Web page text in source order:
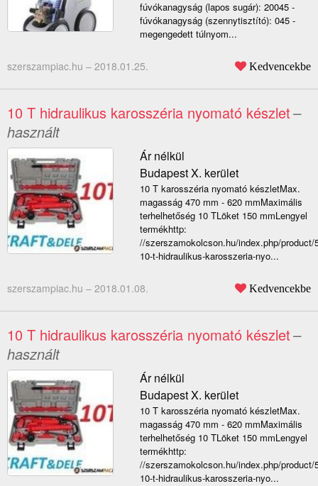
fúvókanagyság (lapos sugár): 20045 -
fúvókanagyság (szennytisztító): 045 -
megengedett túlnyom...
szerszampiac.hu – 2018.01.25. Kedvencekbe
10 T hidraulikus karosszéria nyomató készlet–
használt
Ár nélkül
Budapest X. kerület
10 T karosszéria nyomató készletMax.
magasság 470 mm - 620 mmMaximális
terhelhetőség 10 TLöket 150 mmLengyel
termékhttp:
//szerszamokolcson.hu/index.php/product/
10-t-hidraulikus-karosszeria-nyo...
szerszampiac.hu – 2018.01.08. Kedvencekbe
10 T hidraulikus karosszéria nyomató készlet–
használt
Ár nélkül
Budapest X. kerület
10 T karosszéria nyomató készletMax.
magasság 470 mm - 620 mmMaximális
terhelhetőség 10 TLöket 150 mmLengyel
termékhttp:
//szerszamokolcson.hu/index.php/product/
10-t-hidraulikus-karosszeria-nyo...